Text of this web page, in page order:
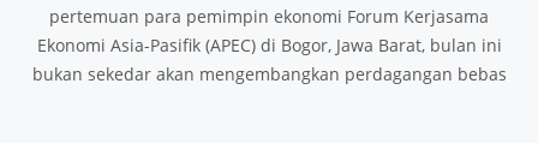
pertemuan para pemimpin ekonomi Forum Kerjasama
Ekonomi Asia-Pasifik (APEC) di Bogor, Jawa Barat, bulan ini
bukan sekedar akan mengembangkan perdagangan bebas